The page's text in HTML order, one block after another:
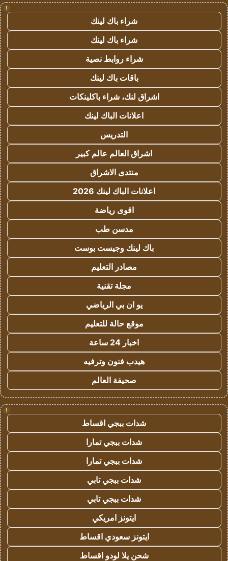
!
شراء باك لينك
شراء باك لينك
شراء روابط نصية
باقات باك لينك
اشراق لنك، شراء باكلينكات
اعلانات الباك لينك
التدريس
اشراق العالم عالم كبير
منتدى الاشراق
اعلانات الباك لينك 2026
اقوى رياضة
مدسن طب
باك لينك وجيست بوست
مصادر التعليم
مجلة تقنية
يو ان بي الرياضي
موقع حالة للتعليم
اخبار 24 ساعة
هيدب فنون وترفيه
صحيفة العالم
!
شدات ببجي اقساط
شدات ببجي تمارا
شدات ببجي تمارا
شدات ببجي تابي
شدات ببجي تابي
ايتونز امريكي
ايتونز سعودي اقساط
شحن يلا لودو اقساط